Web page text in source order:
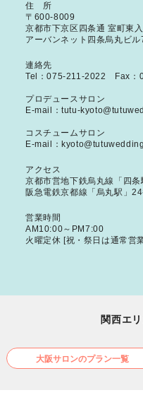
住 所
〒600-8009
京都市下京区四条通 室町東
アーバンネット四条烏丸ビル
連絡先
Tel：075-211-2022 Fax：
プロデュースサロン
E-mail：tutu-
コスチュームサロン
E-mail：
アクセス
京都市営地下鉄烏丸線「四条
阪急電鉄京都線「烏丸駅」
営業時間
AM10:00～PM7:00
火曜定休 [祝・祭日は通常営
関西エ
大阪サロンのプラン一覧